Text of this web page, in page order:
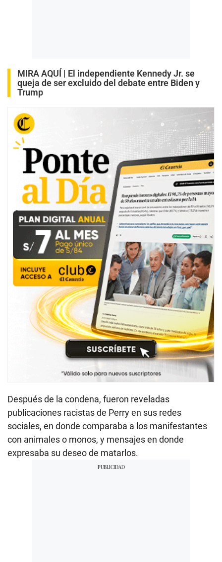
MIRA AQUÍ | El independiente Kennedy Jr. se
queja de ser excluido del debate entre Biden y
Trump
Después de la condena, fueron reveladas
publicaciones racistas de Perry en sus redes
sociales, en donde comparaba a los manifestantes
con animales o monos, y mensajes en donde
expresaba su deseo de matarlos.